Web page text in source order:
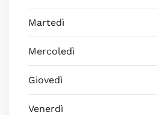
Martedì
Mercoledì
Giovedì
Venerdì